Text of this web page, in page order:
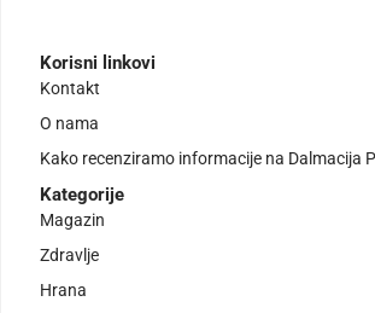
Korisni linkovi
Kontakt
O nama
Kako recenziramo informacije na Dalmacija
Kategorije
Magazin
Zdravlje
Hrana